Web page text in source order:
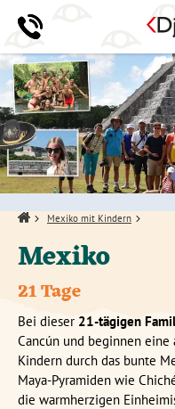
Home Mexiko mit Kindern
Mexiko
21 Tage
Bei dieser 21-tägigen
Cancún und beginnen eine
Kindern durch das bunte
Maya-Pyramiden wie
die warmherzigen